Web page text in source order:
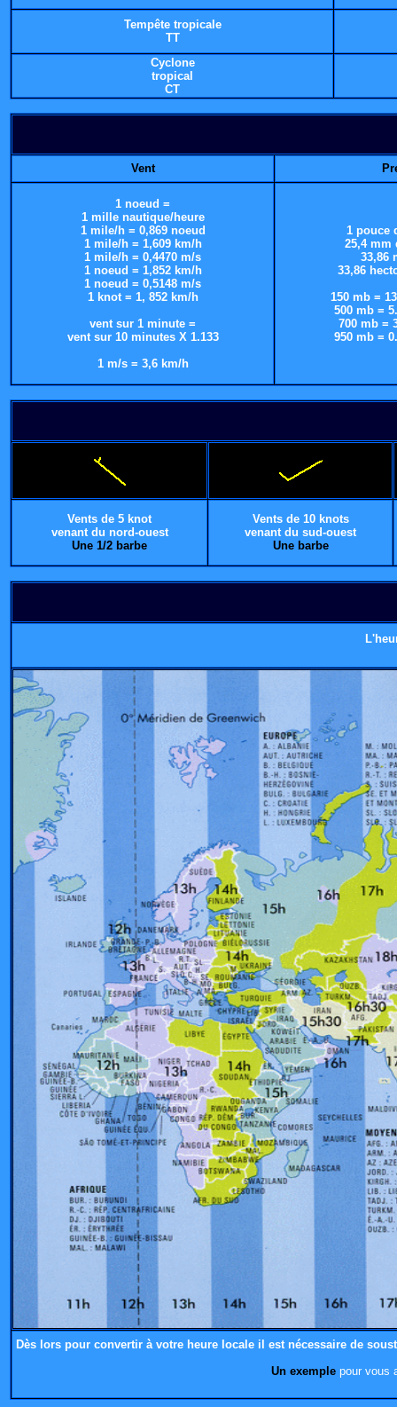
Tempête tropicale
TT
Cyclone
tropical
CT
Vent
1 noeud =
1 mille nautique/heure
1 mile/h = 0,869 noeud
1 mile/h = 1,609 km/h
1 mile/h = 0,4470 m/s
1 noeud = 1,852 km/h
1 noeud = 0,5148 m/s
1 knot = 1, 852 km/h
vent sur 1 minute =
vent sur 10 minutes X 1.133
1 m/s = 3,6 km/h
1 pouce
25,4 mm
33,86
33,86
150 mb =
500 mb =
700 mb =
950 mb =
Vents de 5 knot
venant du nord-ouest
Une 1/2 barbe
Vents de 10 knots
venant du sud-ouest
Une barbe
Dès lors pour convertir à votre heure locale il est nécessaire de
Un exemple pour vous